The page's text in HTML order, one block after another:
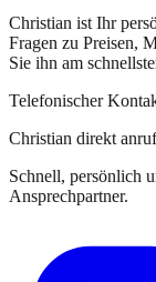
Christian istIhr
Fragen zu Preisen,
Sie ihn am
Telefonischer
Christian direkt
Schnell, persönlich
Ansprechpartner.